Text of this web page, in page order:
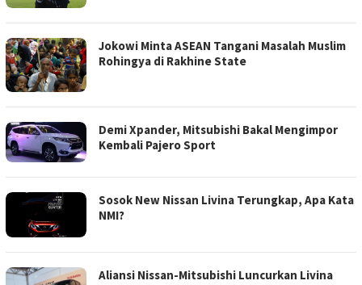
Jokowi Minta ASEAN Tangani Masalah Muslim
Rohingya di Rakhine State
Demi Xpander, Mitsubishi Bakal Mengimpor
Kembali Pajero Sport
Sosok New Nissan Livina Terungkap, Apa Kata
NMI?
Aliansi Nissan-Mitsubishi Luncurkan Livina